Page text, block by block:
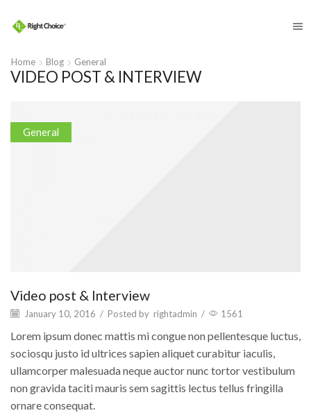
Home Blog General
VIDEO POST & INTERVIEW
General
Video post & Interview
January 10, 2016 / Posted by rightadmin / 1561
Lorem ipsum donec mattis mi congue non pellentesque luctus,
sociosqu justo id ultrices sapien aliquet curabitur iaculis,
ullamcorper malesuada neque auctor nunc tortor vestibulum
non gravida taciti mauris sem sagittis lectus tellus fringilla
ornare consequat.